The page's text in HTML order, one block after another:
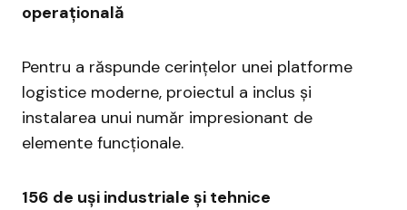
operațională
Pentru a răspunde cerințelor unei platforme
logistice moderne, proiectul a inclus și
instalarea unui număr impresionant de
elemente funcționale.
156 de uși industriale și tehnice